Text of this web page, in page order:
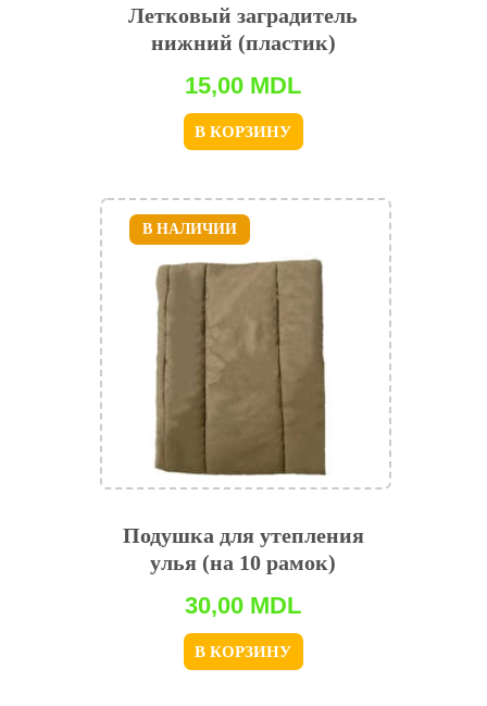
Летковый заградитель
нижний (пластик)
15,00 MDL
В КОРЗИНУ
Подушка для утепления
улья (на 10 рамок)
30,00 MDL
В КОРЗИНУ
В НАЛИЧИИ